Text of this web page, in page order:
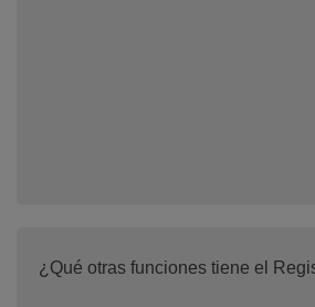
¿Qué otras funciones tiene el